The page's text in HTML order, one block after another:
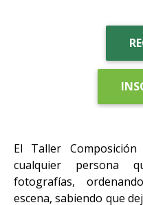
El Taller
cualquier persona
fotografías,
escena, sabiendo que